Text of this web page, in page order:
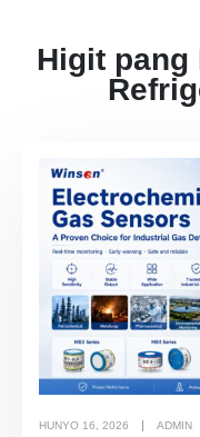
Higit pang
HUNYO 16, 2026 ADMIN
mga system ng HVAC
Malamig na pagsubaybay sa
Cooling System
Pagpapalamig sa kaligtasan
malamig na imbakan
Pagmamanman ng Gas ng
industriya
Tingnan pa
Sundan mo kami